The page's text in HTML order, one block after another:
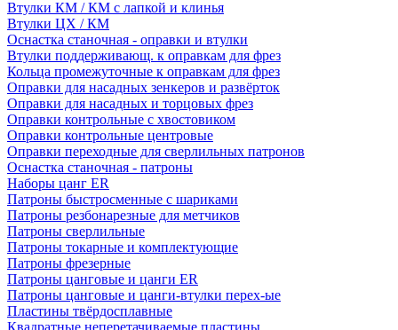
Втулки КМ / КМ с лапкой и клинья
Втулки ЦХ / КМ
Оснастка станочная - оправки и втулки
Втулки поддерживающ. к оправкам для фрез
Кольца промежуточные к оправкам для фрез
Оправки для насадных зенкеров и развёрток
Оправки для насадных и торцовых фрез
Оправки контрольные с хвостовиком
Оправки контрольные центровые
Оправки переходные для сверлильных патронов
Оснастка станочная - патроны
Наборы цанг ER
Патроны быстросменные с шариками
Патроны резбонарезные для метчиков
Патроны сверлильные
Патроны токарные и комплектующие
Патроны фрезерные
Патроны цанговые и цанги ER
Патроны цанговые и цанги-втулки перех-ые
Пластины твёрдосплавные
Квадратные неперетачиваемые пластины